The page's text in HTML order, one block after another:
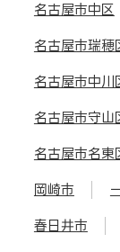
名古屋市中区
名古屋市瑞穂
名古屋市中川
名古屋市守山
名古屋市名東
岡崎市
春日井市